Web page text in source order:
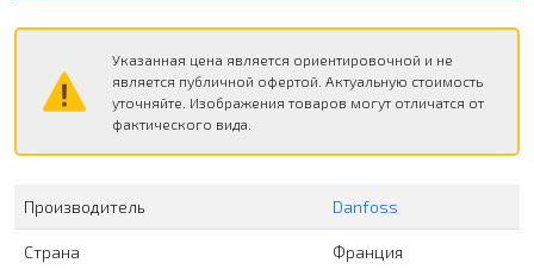
Указанная цена является ориентировочной и не
является публичной офертой. Актуальную стоимость
уточняйте. Изображения товаров могут отличатся от
фактического вида.
Производитель Danfoss
Страна Франция